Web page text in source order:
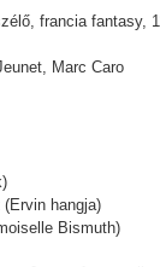
francia fantasy,
Marc Caro
hangja)
Bismuth)